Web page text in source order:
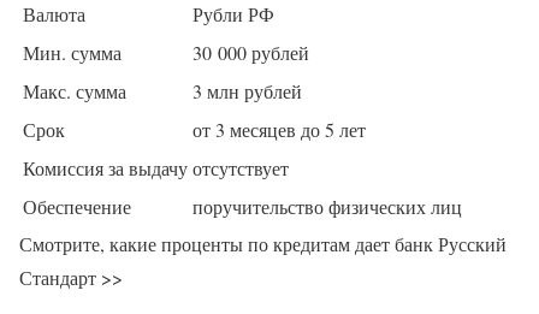
Валюта
Рубли РФ
Мин. сумма
30 000 рублей
Макс. сумма
3 млн рублей
Срок
от 3 месяцев до 5 лет
Комиссия за выдачуотсутствует
Обеспечение
поручительство физических лиц
Смотрите, какие проценты по кредитам дает банк Русский
Стандарт >>